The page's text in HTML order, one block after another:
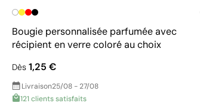
Bougie personnalisée parfumée avec
récipient en verre coloré au choix
Dès 1,25 €
Livraison25/08 - 27/08
121 clients satisfaits